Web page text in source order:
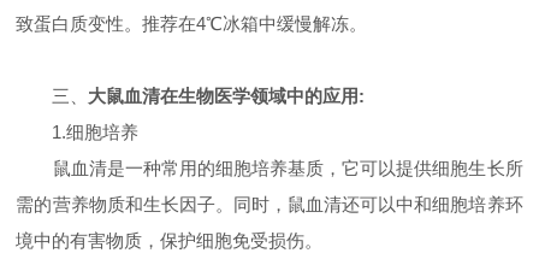
致蛋白质变性。推荐在4℃冰箱中缓慢解冻。
三、 大鼠血清在生物医学领域中的应用:
1.细胞培养
鼠血清是一种常用的细胞培养基质，它可以提供细胞生长所
需的营养物质和生长因子。同时，鼠血清还可以中和细胞培养环
境中的有害物质，保护细胞免受损伤。